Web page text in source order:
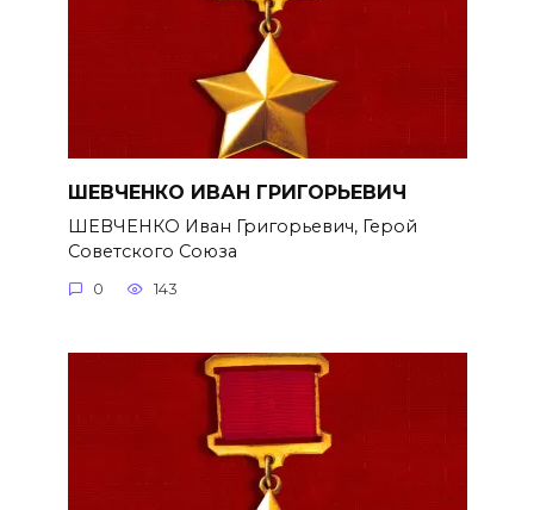
ШЕВЧЕНКО ИВАН ГРИГОРЬЕВИЧ
ШЕВЧЕНКО Иван Григорьевич, Герой
Советского Союза
0 143